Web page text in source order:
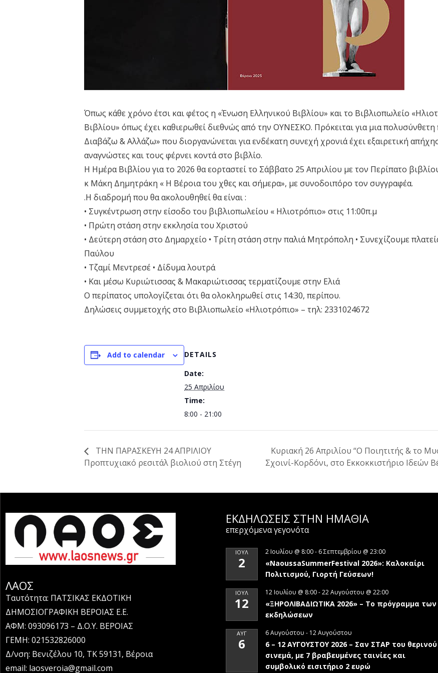
Όπως κάθε χρόνο έτσι και φέτος η «Ένωση Ελληνικού Βιβλίου» και το Βιβλιοπωλείο
Βιβλίου» όπως έχει καθιερωθεί διεθνώς από την ΟΥΝΕΣΚΟ. Πρόκειται για μια
Διαβάζω & Αλλάζω» που διοργανώνεται για ενδέκατη συνεχή χρονιά έχει εξαιρετική
αναγνώστες και τους φέρνει κοντά στο βιβλίο.
Η Ημέρα Βιβλίου για το 2026 θα εορταστεί το Σάββατο 25 Απριλίου με τον Περίπατο
κ Μάκη Δημητράκη « Η Βέροια του χθες και σήμερα», με συνοδοιπόρο τον συγγραφέα.
.Η διαδρομή που θα ακολουθηθεί θα είναι :
• Συγκέντρωση στην είσοδο του βιβλιοπωλείου « Ηλιοτρόπιο» στις 11:00π.μ
• Πρώτη στάση στην εκκλησία του Χριστού
• Δεύτερη στάση στο Δημαρχείο • Τρίτη στάση στην παλιά Μητρόπολη • Συνεχίζουμε
Παύλου
• Τζαμί Μεντρεσέ • Δίδυμα λουτρά
• Και μέσω Κυριώτισσας & Μακαριώτισσας τερματίζουμε στην Ελιά
Ο περίπατος υπολογίζεται ότι θα ολοκληρωθεί στις 14:30, περίπου.
Δηλώσεις συμμετοχής στο Βιβλιοπωλείο «Ηλιοτρόπιο» – τηλ: 2331024672
Add to calendar
DETAILS
Date:
25 Απριλίου
Time:
8:00 - 21:00
ΤΗΝ ΠΑΡΑΣΚΕΥΗ 24 ΑΠΡΙΛΙΟΥ
Προπτυχιακό ρεσιτάλ βιολιού στη Στέγη
Κυριακή 26 Απριλίου “Ο Ποιητιτής & το
Σχοινί-Κορδόνι, στο Εκκοκκιστήριο Ιδεών
ΛΑΟΣ
Ταυτότητα: ΠΑΤΣΙΚΑΣ ΕΚΔΟΤΙΚΗ
ΔΗΜΟΣΙΟΓΡΑΦΙΚΗ ΒΕΡΟΙΑΣ Ε.Ε.
ΑΦΜ: 093096173 – Δ.Ο.Υ. ΒΕΡΟΙΑΣ
ΓΕΜΗ: 021532826000
Δ/νση: Βενιζέλου 10, ΤΚ 59131, Βέροια
email: laosveroia@gmail.com
ΕΚΔΗΛΩΣΕΙΣ ΣΤΗΝ ΗΜΑΘΊΑ
επερχόμενα γεγονότα
ΙΟΎΛ
2
2 Ιουλίου @ 8:00- 6 Σεπτεμβρίου @ 23:00
«NaoussaSummerFestival 2026»: Καλοκαίρι
Πολιτισμού, Γιορτή Γεύσεων!
ΙΟΎΛ
12
12 Ιουλίου @ 8:00-22 Αυγούστου @ 22:00
«ΞΗΡΟΛΙΒΑΔΙΩΤΙΚΑ 2026» – To πρόγραμμα των
εκδηλώσεων
ΑΥΓ
6
6 Αυγούστου - 12 Αυγούστου
6 – 12 ΑΥΓΟΥΣΤΟΥ 2026 – Σαν ΣΤΑΡ του θερινού
σινεμά, με 7 βραβευμένες ταινίες και
συμβολικό εισιτήριο 2 ευρώ